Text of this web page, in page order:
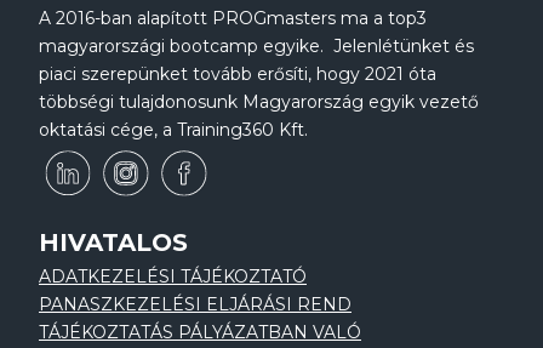
A 2016-ban alapított PROGmasters ma a top3
magyarországi bootcamp egyike. Jelenlétünket és
piaci szerepünket tovább erősíti, hogy 2021 óta
többségi tulajdonosunk Magyarország egyik vezető
oktatási cége, a Training360 Kft.
HIVATALOS
ADATKEZELÉSI TÁJÉKOZTATÓ
PANASZKEZELÉSI ELJÁRÁSI REND
TÁJÉKOZTATÁS PÁLYÁZATBAN VALÓ